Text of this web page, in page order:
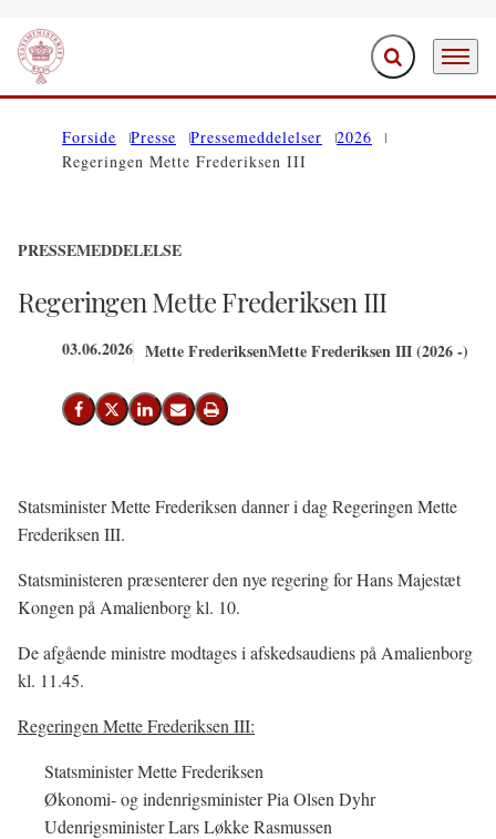
Gå til forsiden Fold søgefelt ud
Menu
Forside Presse Pressemeddelelser
2026
Regeringen Mette Frederiksen III
PRESSEMEDDELELSE
Regeringen Mette Frederiksen III
03.06.2026 Mette FrederiksenMette Frederiksen III (2026 -)
Del på Facebook
Del på X (Twitter)
Del på LinkedIn
Send email
Print
Statsminister Mette Frederiksen danner i dag Regeringen Mette
Frederiksen III.
Statsministeren præsenterer den nye regering for Hans Majestæt
Kongen på Amalienborg kl. 10.
De afgående ministre modtages i afskedsaudiens på Amalienborg
kl. 11.45.
Regeringen Mette Frederiksen III:
Statsminister Mette Frederiksen
Økonomi- og indenrigsminister Pia Olsen Dyhr
Udenrigsminister Lars Løkke Rasmussen